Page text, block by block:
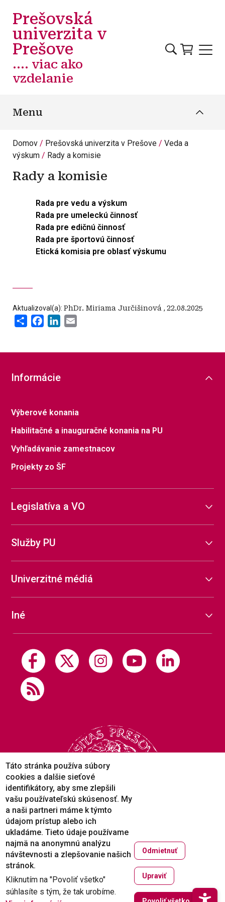
Prešovská
univerzita v
Prešove
.... viac ako
vzdelanie
Menu
Domov Prešovská univerzita v Prešove
Veda a
výskum
Rady a komisie
Rady a komisie
Rada pre vedu a výskum
Rada pre umeleckú činnosť
Rada pre edičnú činnosť
Rada pre športovú činnosť
Etická komisia pre oblasť výskumu
Aktualizoval(a): PhDr. Miriama Jurčišinová , 22.08.2025
Share FacebookLinkedIn
Informácie
Výberové konania
Habilitačné a inauguračné konania na PU
Vyhľadávanie zamestnacov
Projekty zo ŠF
Legislatíva a VO
Služby PU
Univerzitné médiá
Iné
Copyright © 2005-2026
Prešovská univerzita v Prešove
Created by
ActivIT
Táto stránka používa súbory
cookies a dalšie sieťové
identifikátory, aby sme zlepšili
vašu používateľskú skúsenosť. My
a naši partneri máme k týmto
údajom prístup alebo ich
ukladáme. Tieto údaje používame
najmä na anonymnú analýzu
návštevnosti a zlepšovanie našich
stránok.
Kliknutím na "Povoliť všetko"
súhlasíte s tým, že tak urobíme.
Odmietnuť
Upraviť